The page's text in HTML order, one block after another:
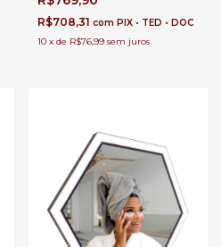
Banheiro, Penteadeira, Salão de
Beleza e Lojas
R$708,31 com PIX • TED • DOC
10 x de R$76,99 sem juros